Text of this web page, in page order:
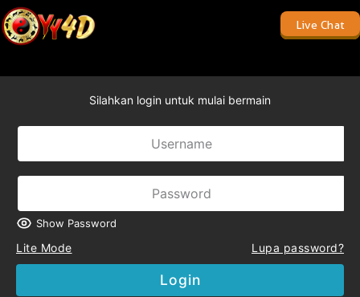
Live Chat
Silahkan login untuk mulai bermain
Show Password
Lite Mode Lupa password?
Login